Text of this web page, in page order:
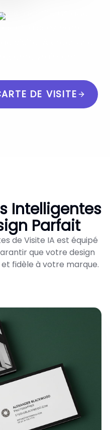
identité unique.
DE VISITE
Intelligentes
Parfait
de Visite IA est équipé
que votre design
fidèle à votre marque.